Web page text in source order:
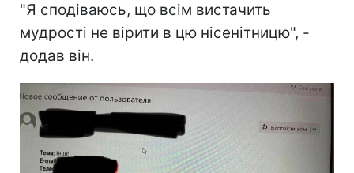
"Я сподіваюсь, що всім вистачить
мудрості не вірити в цю нісенітницю", -
додав він.